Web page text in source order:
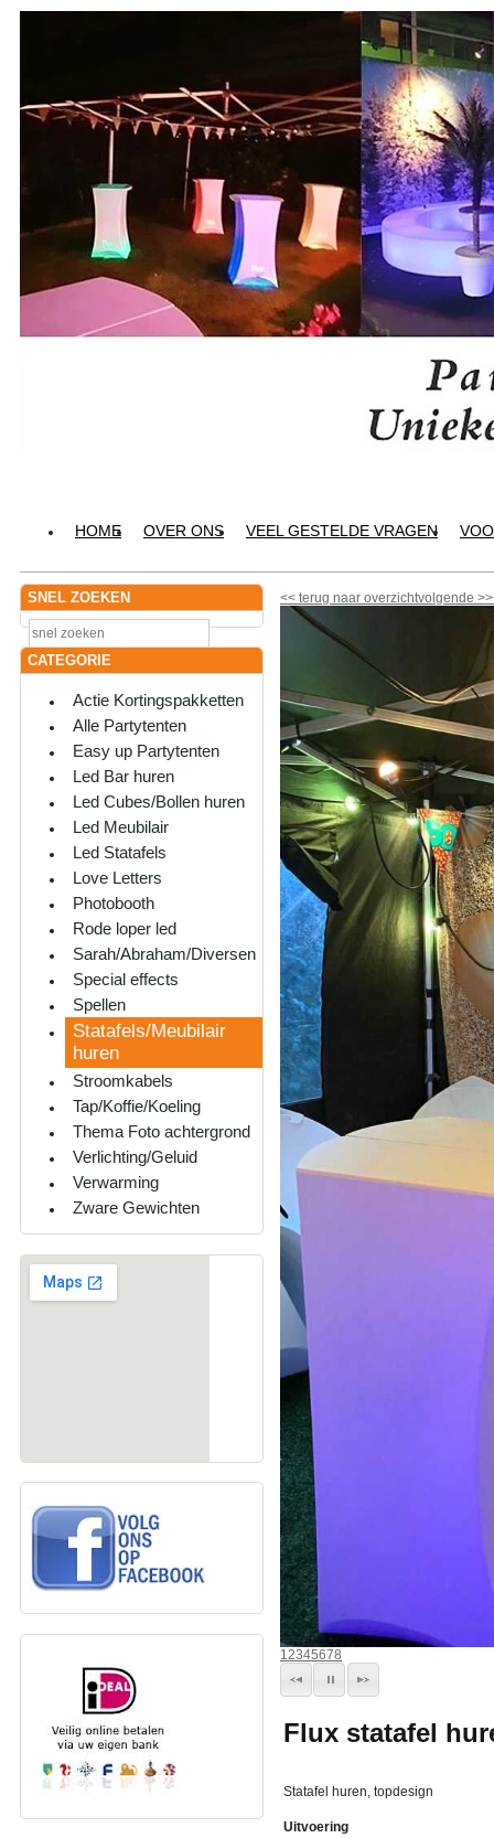
HOME OVER ONS VEEL GESTELDE VRAGEN
SNEL ZOEKEN
CATEGORIE
Actie Kortingspakketten
Alle Partytenten
Easy up Partytenten
Led Bar huren
Led Cubes/Bollen huren
Led Meubilair
Led Statafels
Love Letters
Photobooth
Rode loper led
Sarah/Abraham/Diversen
Special effects
Spellen
Statafels/Meubilair
huren
Stroomkabels
Tap/Koffie/Koeling
Thema Foto achtergrond
Verlichting/Geluid
Verwarming
Zware Gewichten
<< terug naar overzichtvolgende >>
12345678
Flux statafel
Statafel huren, topdesign
Uitvoering